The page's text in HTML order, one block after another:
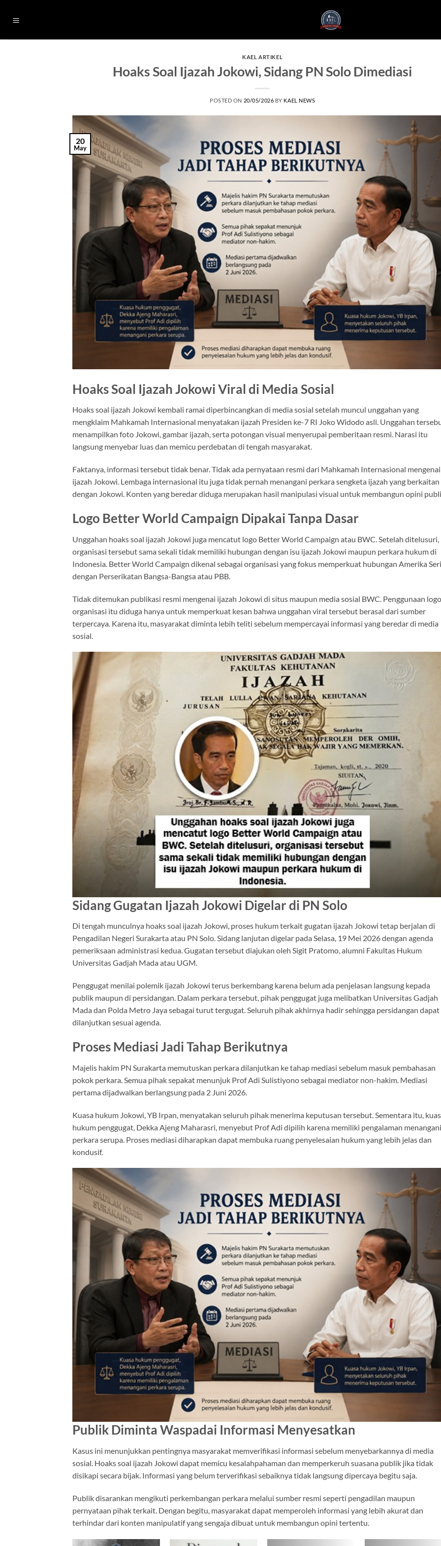
KAEL ARTIKEL
Hoaks Soal Ijazah Jokowi, Sidang PN Solo Dimediasi
POSTED ON 20/05/2026 BY KAEL NEWS
20
May
Hoaks Soal Ijazah Jokowi Viral di Media Sosial
Hoaks soal ijazah Jokowi kembali ramai diperbincangkan di media sosial setelah muncul unggahan yang
mengklaim Mahkamah Internasional menyatakan ijazah Presiden ke-7 RI Joko Widodo asli. Unggahan
menampilkan foto Jokowi, gambar ijazah, serta potongan visual menyerupai pemberitaan resmi. Narasi itu
langsung menyebar luas dan memicu perdebatan di tengah masyarakat.
Faktanya, informasi tersebut tidak benar. Tidak ada pernyataan resmi dari Mahkamah Internasional mengenai
ijazah Jokowi. Lembaga internasional itu juga tidak pernah menangani perkara sengketa ijazah yang berkaitan
dengan Jokowi. Konten yang beredar diduga merupakan hasil manipulasi visual untuk membangun opini
Logo Better World Campaign Dipakai Tanpa Dasar
Unggahan hoaks soal ijazah Jokowi juga mencatut logo Better World Campaign atau BWC. Setelah ditelusuri,
organisasi tersebut sama sekali tidak memiliki hubungan dengan isu ijazah Jokowi maupun perkara hukum di
Indonesia. Better World Campaign dikenal sebagai organisasi yang fokus memperkuat hubungan Amerika
dengan Perserikatan Bangsa-Bangsa atau PBB.
Tidak ditemukan publikasi resmi mengenai ijazah Jokowi di situs maupun media sosial BWC. Penggunaan logo
organisasi itu diduga hanya untuk memperkuat kesan bahwa unggahan viral tersebut berasal dari sumber
terpercaya. Karena itu, masyarakat diminta lebih teliti sebelum mempercayai informasi yang beredar di media
sosial.
Sidang Gugatan Ijazah Jokowi Digelar di PN Solo
Di tengah munculnya hoaks soal ijazah Jokowi, proses hukum terkait gugatan ijazah Jokowi tetap berjalan di
Pengadilan Negeri Surakarta atau PN Solo. Sidang lanjutan digelar pada Selasa, 19 Mei 2026 dengan agenda
pemeriksaan administrasi kedua. Gugatan tersebut diajukan oleh Sigit Pratomo, alumni Fakultas Hukum
Universitas Gadjah Mada atau UGM.
Penggugat menilai polemik ijazah Jokowi terus berkembang karena belum ada penjelasan langsung kepada
publik maupun di persidangan. Dalam perkara tersebut, pihak penggugat juga melibatkan Universitas Gadjah
Mada dan Polda Metro Jaya sebagai turut tergugat. Seluruh pihak akhirnya hadir sehingga persidangan dapat
dilanjutkan sesuai agenda.
Proses Mediasi Jadi Tahap Berikutnya
Majelis hakim PN Surakarta memutuskan perkara dilanjutkan ke tahap mediasi sebelum masuk pembahasan
pokok perkara. Semua pihak sepakat menunjuk Prof Adi Sulistiyono sebagai mediator non-hakim. Mediasi
pertama dijadwalkan berlangsung pada 2 Juni 2026.
Kuasa hukum Jokowi, YB Irpan, menyatakan seluruh pihak menerima keputusan tersebut. Sementara itu,
hukum penggugat, Dekka Ajeng Maharasri, menyebut Prof Adi dipilih karena memiliki pengalaman menangani
perkara serupa. Proses mediasi diharapkan dapat membuka ruang penyelesaian hukum yang lebih jelas dan
kondusif.
Publik Diminta Waspadai Informasi Menyesatkan
Kasus ini menunjukkan pentingnya masyarakat memverifikasi informasi sebelum menyebarkannya di media
sosial. Hoaks soal ijazah Jokowi dapat memicu kesalahpahaman dan memperkeruh suasana publik jika tidak
disikapi secara bijak. Informasi yang belum terverifikasi sebaiknya tidak langsung dipercaya begitu saja.
Publik disarankan mengikuti perkembangan perkara melalui sumber resmi seperti pengadilan maupun
pernyataan pihak terkait. Dengan begitu, masyarakat dapat memperoleh informasi yang lebih akurat dan
terhindar dari konten manipulatif yang sengaja dibuat untuk membangun opini tertentu.